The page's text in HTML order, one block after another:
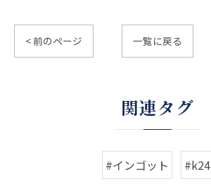
< 前のページ 一覧に戻る
関連タグ
#インゴット #k24